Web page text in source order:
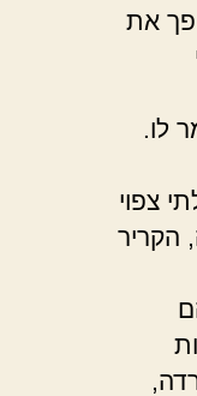
את
לו.
צפוי
הקריר